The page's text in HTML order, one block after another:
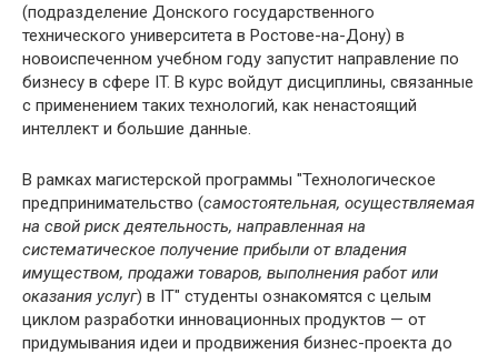
(подразделение Донского государственного
технического университета в Ростове-на-Дону) в
новоиспеченном учебном году запустит направление по
бизнесу в сфере IT. В курс войдут дисциплины, связанные
с применением таких технологий, как ненастоящий
интеллект и большие данные.
В рамках магистерской программы "Технологическое
предпринимательство (самостоятельная, осуществляемая
на свой риск деятельность, направленная на
систематическое получение прибыли от владения
имуществом, продажи товаров, выполнения работ или
оказания услуг) в IT" студенты ознакомятся с целым
циклом разработки инновационных продуктов — от
придумывания идеи и продвижения бизнес-проекта до